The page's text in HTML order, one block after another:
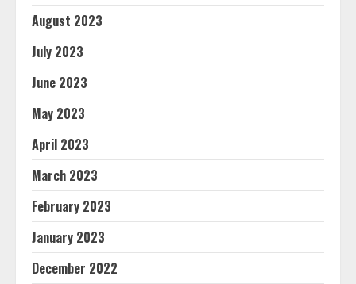
August 2023
July 2023
June 2023
May 2023
April 2023
March 2023
February 2023
January 2023
December 2022